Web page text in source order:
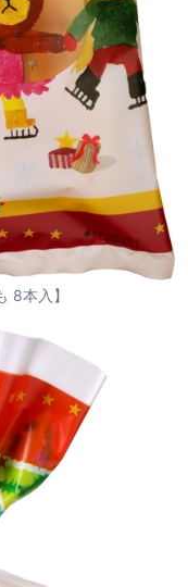
8本入】